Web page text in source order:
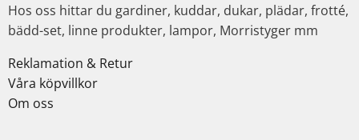
Hos oss hittar du gardiner, kuddar, dukar, plädar, frotté,
bädd-set, linne produkter, lampor, Morristyger mm
Reklamation & Retur
Våra köpvillkor
Om oss